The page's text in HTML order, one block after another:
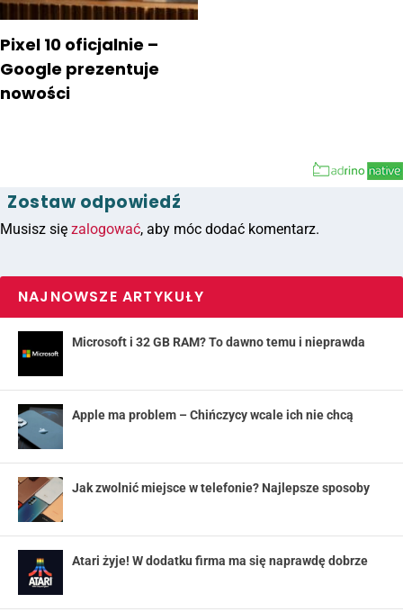
Pixel 10 oficjalnie –
Google prezentuje
nowości
Zostaw odpowiedź
Musisz się zalogować, aby móc dodać komentarz.
NAJNOWSZE ARTYKUŁY
Microsoft i 32 GB RAM? To dawno temu i nieprawda
Apple ma problem – Chińczycy wcale ich nie chcą
Jak zwolnić miejsce w telefonie? Najlepsze sposoby
Atari żyje! W dodatku firma ma się naprawdę dobrze